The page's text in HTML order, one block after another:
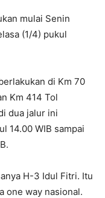
mulai Senin
(1/4) pukul
di Km 70
Km 414 Tol
dua jalur ini
14.00 WIB sampai
H-3 Idul Fitri. Itu
one way nasional.